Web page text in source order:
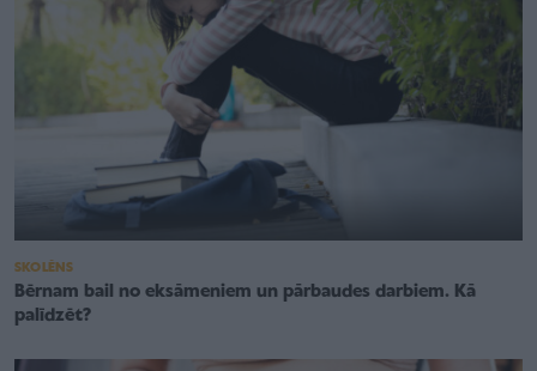
SKOLĒNS
Bērnam bail no eksāmeniem un pārbaudes darbiem. Kā
palīdzēt?